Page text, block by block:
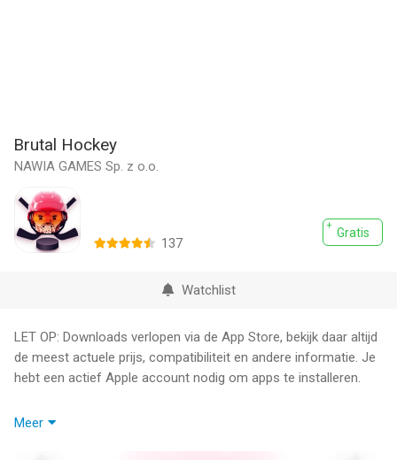
Brutal Hockey
NAWIA GAMES Sp. z o.o.
Gratis
137
Watchlist
LET OP: Downloads verlopen via de App Store, bekijk daar altijd
de meest actuele prijs, compatibiliteit en andere informatie. Je
hebt een actief Apple account nodig om apps te installeren.
Face off with actual players from around the world in this fast
Meer